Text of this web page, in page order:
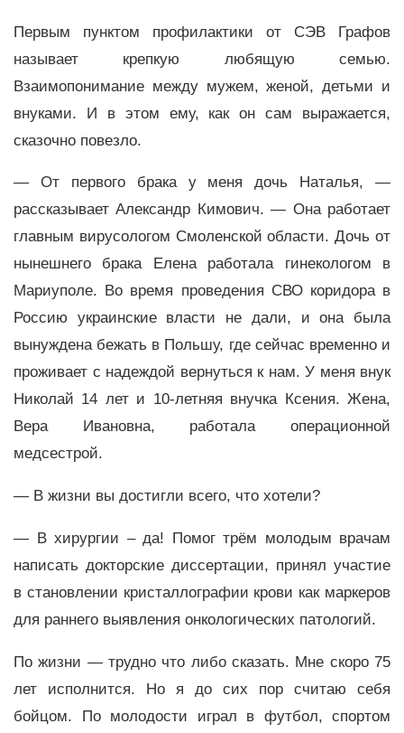
Первым пунктом профилактики от СЭВ Графов
называет крепкую любящую семью.
Взаимопонимание между мужем, женой, детьми и
внуками. И в этом ему, как он сам выражается,
сказочно повезло.
— От первого брака у меня дочь Наталья, —
рассказывает Александр Кимович. — Она работает
главным вирусологом Смоленской области. Дочь от
нынешнего брака Елена работала гинекологом в
Мариуполе. Во время проведения СВО коридора в
Россию украинские власти не дали, и она была
вынуждена бежать в Польшу, где сейчас временно и
проживает с надеждой вернуться к нам. У меня внук
Николай 14 лет и 10-летняя внучка Ксения. Жена,
Вера Ивановна, работала операционной
медсестрой.
— В жизни вы достигли всего, что хотели?
— В хирургии – да! Помог трём молодым врачам
написать докторские диссертации, принял участие
в становлении кристаллографии крови как маркеров
для раннего выявления онкологических патологий.
По жизни — трудно что либо сказать. Мне скоро 75
лет исполнится. Но я до сих пор считаю себя
бойцом. По молодости играл в футбол, спортом